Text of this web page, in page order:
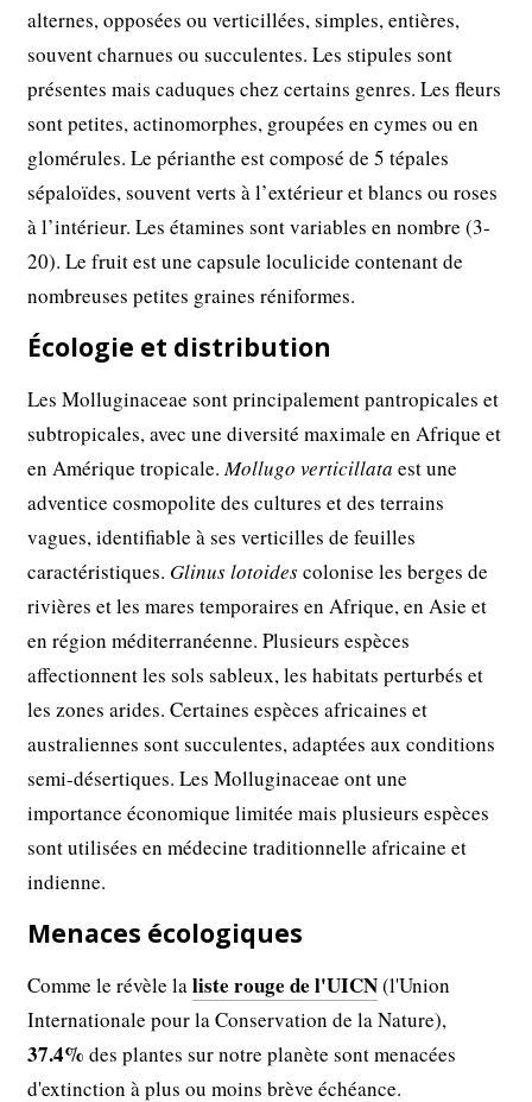
alternes, opposées ou verticillées, simples, entières,
souvent charnues ou succulentes. Les stipules sont
présentes mais caduques chez certains genres. Les fleurs
sont petites, actinomorphes, groupées en cymes ou en
glomérules. Le périanthe est composé de 5 tépales
sépaloïdes, souvent verts à l’extérieur et blancs ou roses
à l’intérieur. Les étamines sont variables en nombre (3-
20). Le fruit est une capsule loculicide contenant de
nombreuses petites graines réniformes.
Écologie et distribution
Les Molluginaceae sont principalement pantropicales et
subtropicales, avec une diversité maximale en Afrique et
en Amérique tropicale.Mollugo verticillata est une
adventice cosmopolite des cultures et des terrains
vagues, identifiable à ses verticilles de feuilles
caractéristiques. Glinus lotoidescolonise les berges de
rivières et les mares temporaires en Afrique, en Asie et
en région méditerranéenne. Plusieurs espèces
affectionnent les sols sableux, les habitats perturbés et
les zones arides. Certaines espèces africaines et
australiennes sont succulentes, adaptées aux conditions
semi-désertiques. Les Molluginaceae ont une
importance économique limitée mais plusieurs espèces
sont utilisées en médecine traditionnelle africaine et
indienne.
Menaces écologiques
Comme le révèle laliste rouge de l'UICN(l'Union
Internationale pour la Conservation de la Nature),
37.4% des plantes sur notre planète sont menacées
d'extinction à plus ou moins brève échéance.